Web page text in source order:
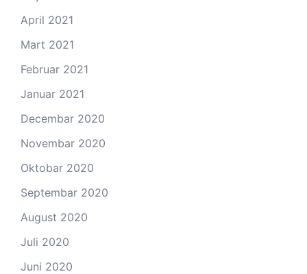
April 2021
Mart 2021
Februar 2021
Januar 2021
Decembar 2020
Novembar 2020
Oktobar 2020
Septembar 2020
August 2020
Juli 2020
Juni 2020